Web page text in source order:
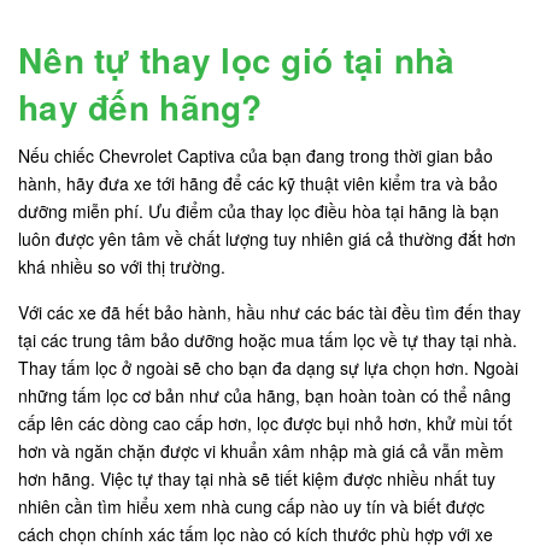
Nên tự thay lọc gió tại nhà
hay đến hãng?
Nếu chiếc Chevrolet Captiva của bạn đang trong thời gian bảo
hành, hãy đưa xe tới hãng để các kỹ thuật viên kiểm tra và bảo
dưỡng miễn phí. Ưu điểm của thay lọc điều hòa tại hãng là bạn
luôn được yên tâm về chất lượng tuy nhiên giá cả thường đắt hơn
khá nhiều so với thị trường.
Với các xe đã hết bảo hành, hầu như các bác tài đều tìm đến thay
tại các trung tâm bảo dưỡng hoặc mua tấm lọc về tự thay tại nhà.
Thay tấm lọc ở ngoài sẽ cho bạn đa dạng sự lựa chọn hơn. Ngoài
những tấm lọc cơ bản như của hãng, bạn hoàn toàn có thể nâng
cấp lên các dòng cao cấp hơn, lọc được bụi nhỏ hơn, khử mùi tốt
hơn và ngăn chặn được vi khuẩn xâm nhập mà giá cả vẫn mềm
hơn hãng. Việc tự thay tại nhà sẽ tiết kiệm được nhiều nhất tuy
nhiên cần tìm hiểu xem nhà cung cấp nào uy tín và biết được
cách chọn chính xác tấm lọc nào có kích thước phù hợp với xe